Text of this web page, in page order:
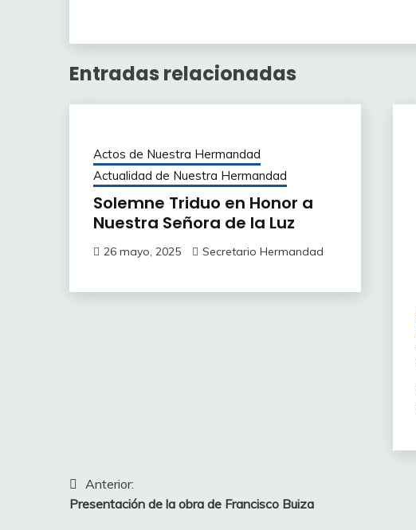
Entradas relacionadas
Actos de Nuestra Hermandad
Actualidad de Nuestra Hermandad
Solemne Triduo en Honor a
Nuestra Señora de la Luz
26 mayo, 2025 Secretario Hermandad
Navegación
de
Anterior:
Presentación de la obra de Francisco Buiza